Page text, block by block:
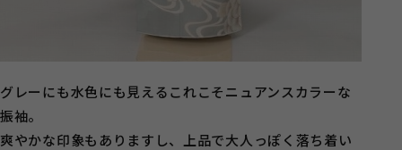
グレーにも水色にも見えるこれこそニュアンスカラーな
振袖。
爽やかな印象もありますし、上品で大人っぽく落ち着い